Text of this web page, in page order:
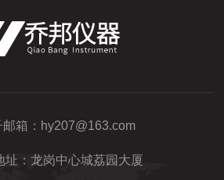
箱： hy207@163.com
址：龙岗中心城荔园大厦